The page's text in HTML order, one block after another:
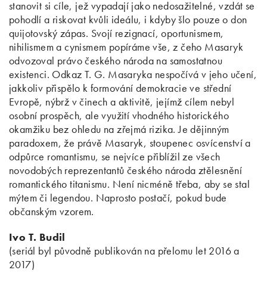
stanovit si cíle, jež vypadají jako nedosažitelné, vzdát se
pohodlí a riskovat kvůli ideálu, i kdyby šlo pouze o don
quijotovský zápas. Svojí rezignací, oportunismem,
nihilismem a cynismem popíráme vše, z čeho Masaryk
odvozoval právo českého národa na samostatnou
existenci. Odkaz T. G. Masaryka nespočívá v jeho učení,
jakkoliv přispělo k formování demokracie ve střední
Evropě, nýbrž v činech a aktivitě, jejímž cílem nebyl
osobní prospěch, ale využití vhodného historického
okamžiku bez ohledu na zřejmá rizika. Je dějinným
paradoxem, že právě Masaryk, stoupenec osvícenství a
odpůrce romantismu, se nejvíce přiblížil ze všech
novodobých reprezentantů českého národa ztělesnění
romantického titanismu. Není nicméně třeba, aby se stal
mýtem či legendou. Naprosto postačí, pokud bude
občanským vzorem.
Ivo T. Budil
(seriál byl původně publikován na přelomu let 2016 a
2017)